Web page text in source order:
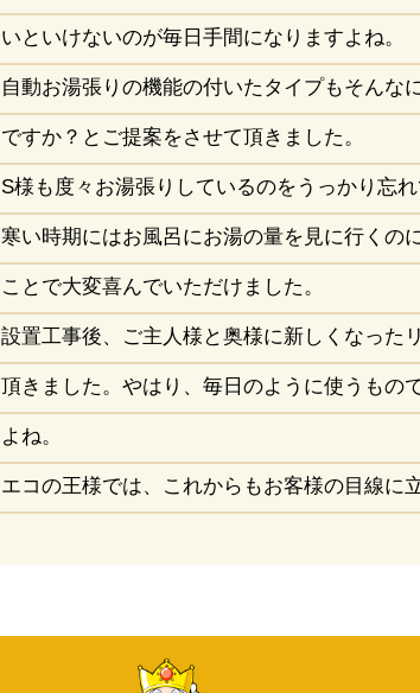
いといけないのが毎日手間になりますよね。
自動お湯張りの機能の付いたタイプもそんな
ですか？とご提案をさせて頂きました。
S様も度々お湯張りしているのをうっかり忘
寒い時期にはお風呂にお湯の量を見に行くの
ことで大変喜んでいただけました。
設置工事後、ご主人様と奥様に新しくなった
頂きました。やはり、毎日のように使うもの
よね。
エコの王様では、これからもお客様の目線に